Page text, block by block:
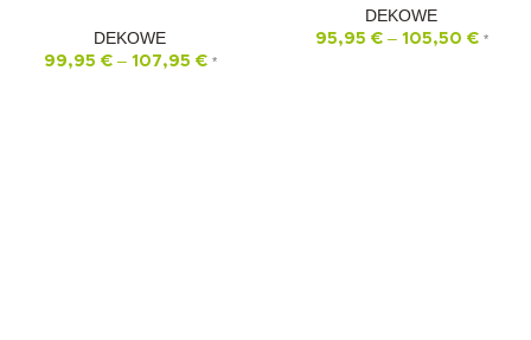
DEKOWE
99,95 €– 107,95 € *
DEKOWE
95,95 €– 105,50 € *